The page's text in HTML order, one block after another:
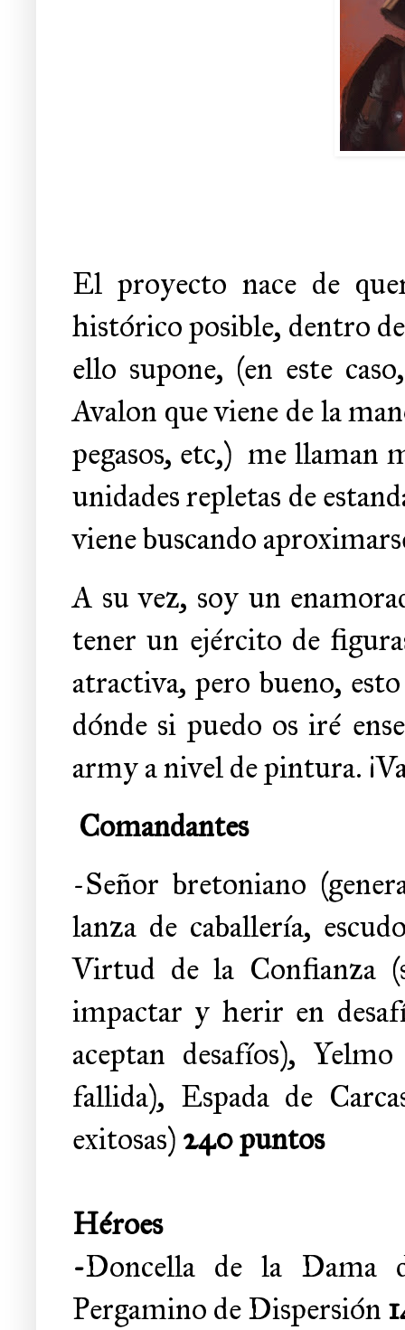
El proyecto nace de
histórico posible, dentro
ello supone, (en este
Avalon que viene de la
pegasos, etc,) me llaman
unidades repletas de
viene buscando
A su vez, soy un
tener un ejército de
atractiva, pero bueno,
dónde si puedo os iré
army a nivel de pintura.
Comandantes
-Señor bretoniano
lanza de caballería,
Virtud de la Confianza
impactar y herir en
aceptan desafíos),
fallida), Espada de
exitosas) 240 puntos
Héroes
-Doncella de la Dama
Pergamino de Dispersión